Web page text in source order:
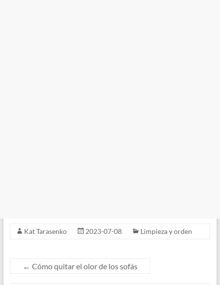
Kat Tarasenko 2023-07-08 Limpieza y orden
← Cómo quitar el olor de los sofás